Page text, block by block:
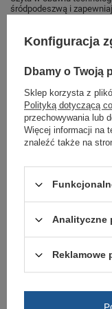
śródpodeszwą i
Buty
Buty sportowe od Aku w
Zobacz jakie rozmiary
Sklep Butomania.pl to
Kupując w naszym
oryginalny i pochodzi z
W ciągu 30 dni możesz
podania przyczyny.
Konfiguracja
Dbamy o Twoją
Sklep korzysta z
Polityką dotyczącą
przechowywania lub
Więcej informacji na
znaleźć także na
Analityczne
Reklamowe